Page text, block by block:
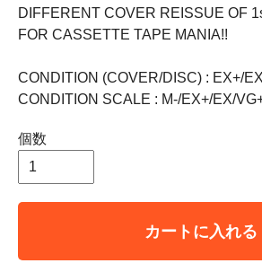
DIFFERENT COVER REISSUE OF
FOR CASSETTE TAPE MANIA!!
CONDITION (COVER/DISC) : EX+/EX
CONDITION SCALE : M-/EX+/EX/
個数
カートに入れる